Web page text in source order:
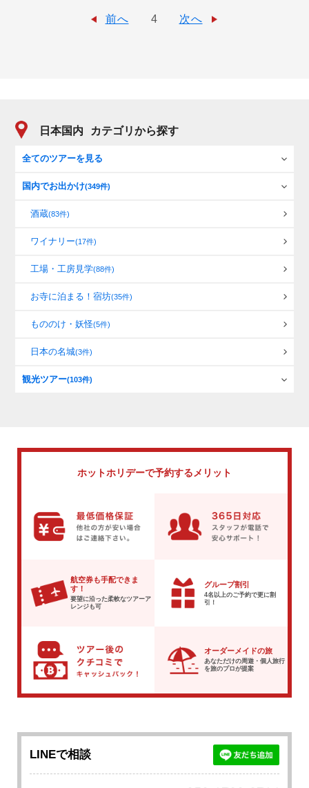
前へ 4 次へ
日本国内 カテゴリから探す
全てのツアーを見る
国内でお出かけ(349件)
酒蔵(83件)
ワイナリー(17件)
工場・工房見学(88件)
お寺に泊まる！宿坊(35件)
もののけ・妖怪(5件)
日本の名城(3件)
観光ツアー(103件)
ホットホリデーで予約するメリット
航空券も手配できま
す！
要望に沿った柔軟なツアーア
レンジも可
グループ割引
4名以上のご予約で更に割
引！
オーダーメイドの旅
あなただけの周遊・個人旅行
を旅のプロが提案
LINEで相談